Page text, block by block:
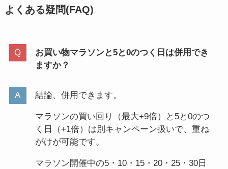
よくある疑問(FAQ)
お買い物マラソンと5と0のつく日は併用でき
ますか？
結論、併用できます。
マラソンの買い回り（最大+9倍）と5と0のつ
く日（+1倍）は別キャンペーン扱いで、重ね
がけが可能です。
マラソン開催中の5・10・15・20・25・30日